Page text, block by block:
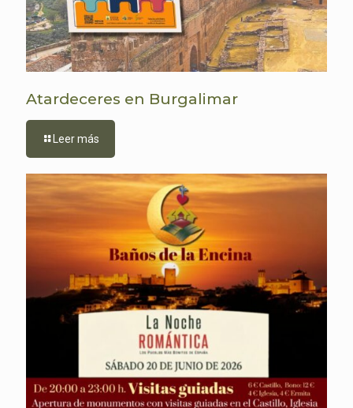
Atardeceres en Burgalimar
Leer más